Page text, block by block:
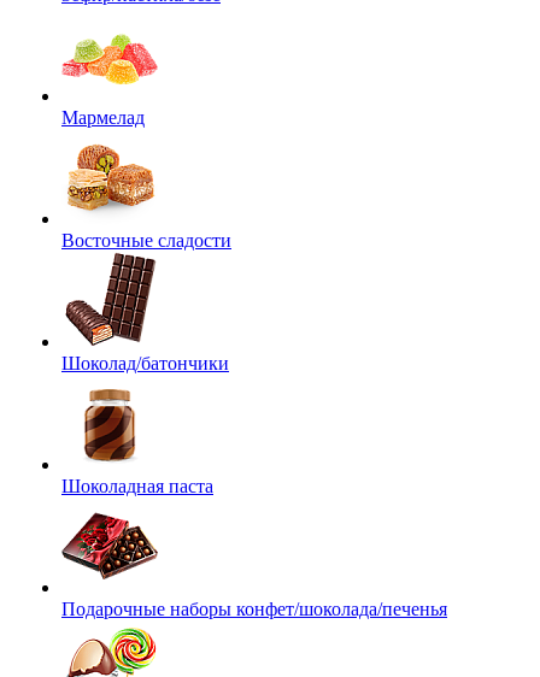
Мармелад
Восточные сладости
Шоколад/батончики
Шоколадная паста
Подарочные наборы конфет/шоколада/печенья